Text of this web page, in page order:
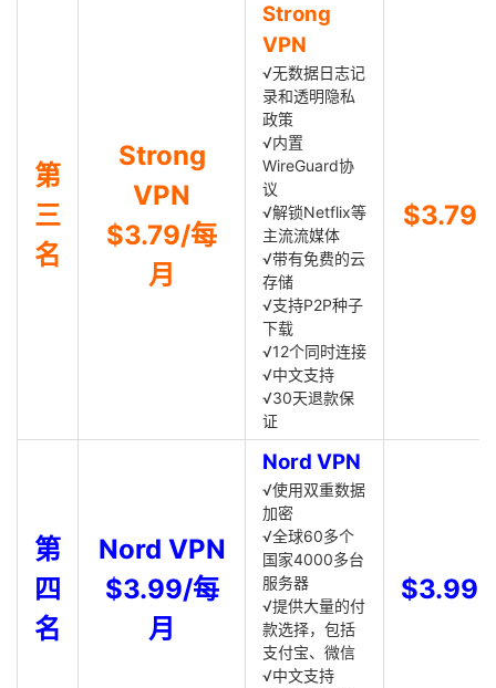
第
三
名
Strong
VPN
$3.79/每
月
Strong
VPN
√无数据日志记
录和透明隐私
政策
√内置
WireGuard协
议
√解锁Netflix等
主流流媒体
√带有免费的云
存储
√支持P2P种子
下载
√12个同时连接
√中文支持
√30天退款保
证
$3.79
第
四
名
Nord VPN
$3.99/每
月
Nord VPN
√使用双重数据
加密
√全球60多个
国家4000多台
服务器
√提供大量的付
款选择，包括
支付宝、微信
√中文支持
$3.99